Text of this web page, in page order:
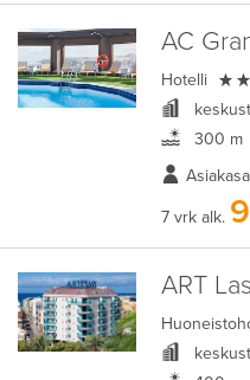
AC
Hotelli
300 m
7 vrk alk.
ART